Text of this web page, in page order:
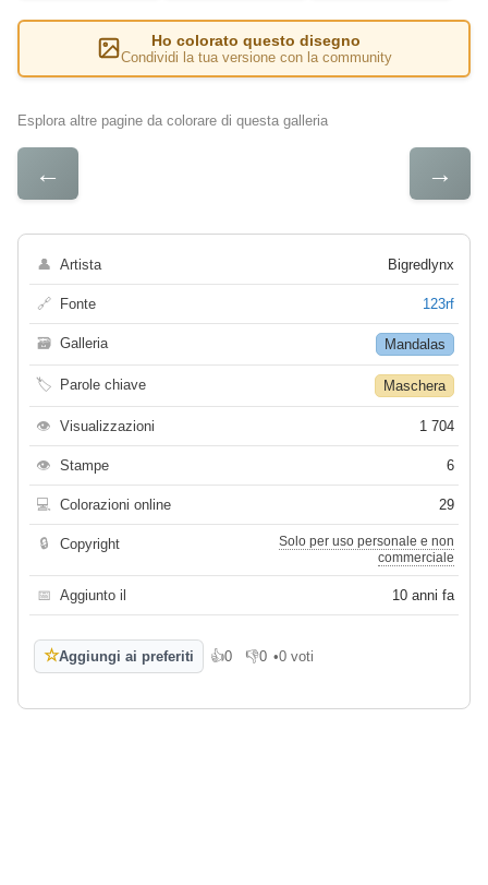
Ho colorato questo disegno
Condividi la tua versione con la community
Esplora altre pagine da colorare di questa galleria
← →
👤 Artista Bigredlynx
🔗 Fonte 123rf
🗃 Galleria Mandalas
🏷 Parole chiave Maschera
👁 Visualizzazioni 1 704
👁 Stampe 6
💻 Colorazioni online 29
🔒 Copyright
Solo per uso personale e non
commerciale
📅 Aggiunto il 10 anni fa
☆Aggiungi ai preferiti 👍0
Mi piace
👎0
Non mi piace
•0 voti